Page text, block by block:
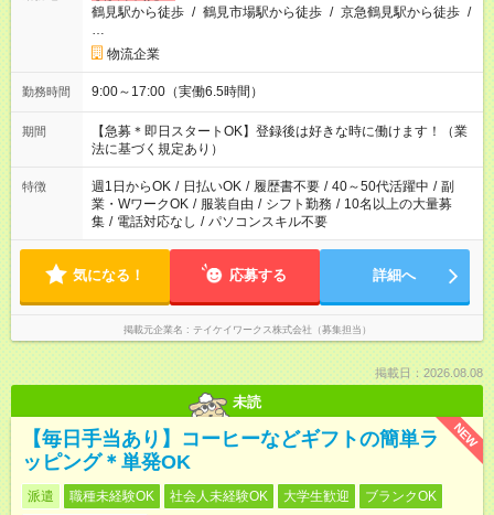
鶴見駅から徒歩 / 鶴見市場駅から徒歩 / 京急鶴見駅から徒歩 /
…
物流企業
勤務時間 9:00～17:00（実働6.5時間）
期間
【急募＊即日スタートOK】登録後は好きな時に働けます！（業
法に基づく規定あり）
特徴 週1日からOK / 日払いOK / 履歴書不要 / 40～50代活躍中 / 副
業・WワークOK / 服装自由 / シフト勤務 / 10名以上の大量募
集 / 電話対応なし / パソコンスキル不要
気になる！ 応募する 詳細へ
掲載元企業名 テイケイワークス株式会社（募集担当）
掲載日：2026.08.08
未読
NEW
【毎日手当あり】コーヒーなどギフトの簡単ラ
ッピング＊単発OK
派遣 職種未経験OK 社会人未経験OK 大学生歓迎
ブランクOK